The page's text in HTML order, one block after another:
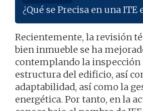
¿Qué se Precisa en una
Recientemente, la revisión
bien inmueble se ha
contemplando la inspección
estructura del edificio, así
adaptabilidad, así como la
energética. Por tanto, en la